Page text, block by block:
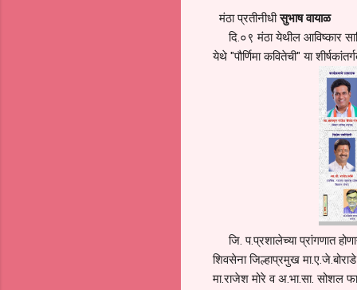
मंठा प्रतीनीधीसुभाष वायाळ
दि.०९ मंठा येथील आविष्कार
येथे "पौर्णिमा कवितेची" या
जि. प.प्रशालेच्या प्रांगणात
शिवसेना जिल्हाप्रमुख
मा.राजेश मोरे व अ.भा.सा. सोशल